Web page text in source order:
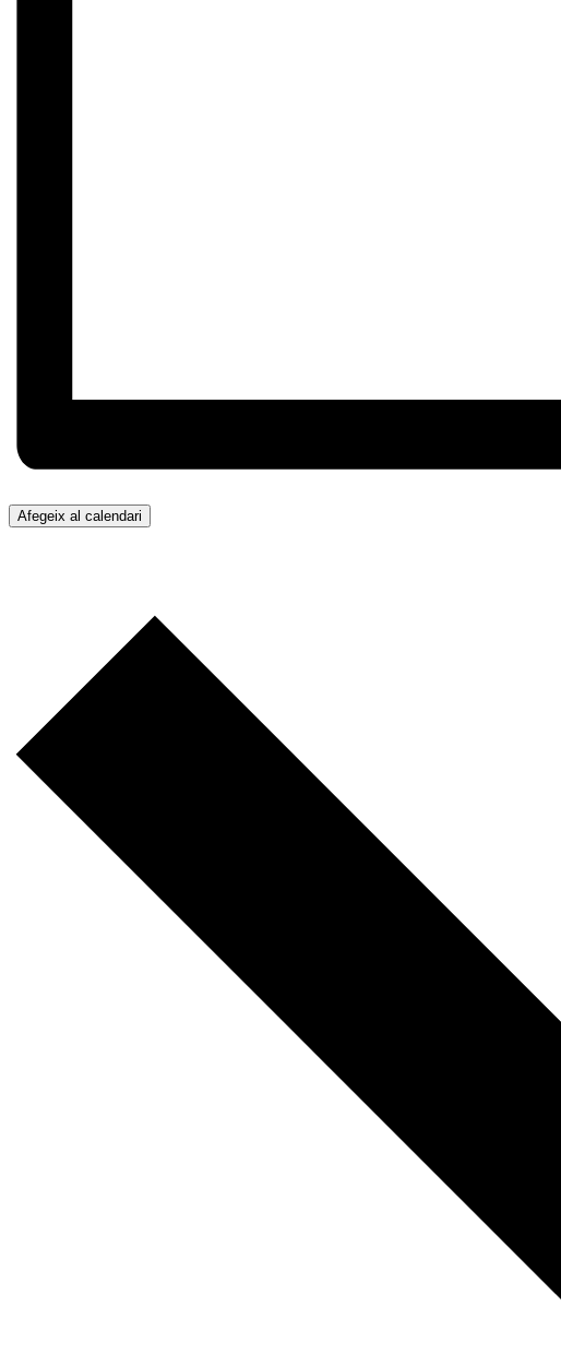
Afegeix al calendari